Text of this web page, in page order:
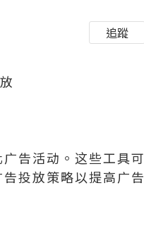
追蹤
告活动。这些工具可
投放策略以提高广告